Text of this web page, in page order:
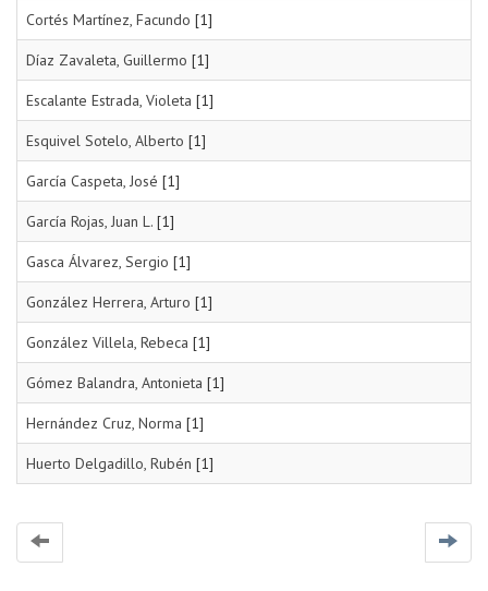
Cortés Martínez, Facundo [1]
Díaz Zavaleta, Guillermo [1]
Escalante Estrada, Violeta [1]
Esquivel Sotelo, Alberto [1]
García Caspeta, José [1]
García Rojas, Juan L. [1]
Gasca Álvarez, Sergio [1]
González Herrera, Arturo [1]
González Villela, Rebeca [1]
Gómez Balandra, Antonieta [1]
Hernández Cruz, Norma [1]
Huerto Delgadillo, Rubén [1]